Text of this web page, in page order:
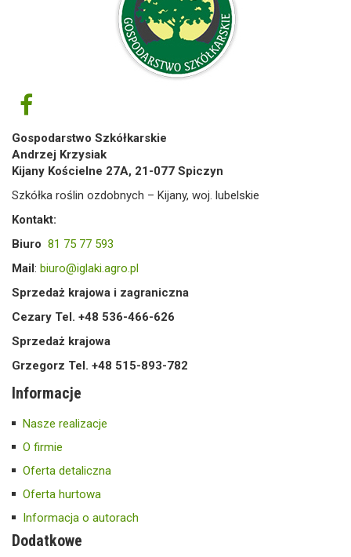
Gospodarstwo Szkółkarskie
Andrzej Krzysiak
Kijany Kościelne 27A, 21-077 Spiczyn
Szkółka roślin ozdobnych – Kijany, woj. lubelskie
Kontakt:
Biuro 81 75 77 593
Mail: biuro@iglaki.agro.pl
Sprzedaż krajowa i zagraniczna
Cezary Tel. +48 536-466-626
Sprzedaż krajowa
Grzegorz Tel. +48 515-893-782
Informacje
Nasze realizacje
O firmie
Oferta detaliczna
Oferta hurtowa
Informacja o autorach
Dodatkowe